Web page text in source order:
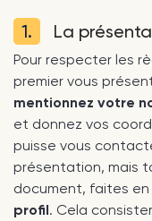
1. La
Pour respecter les
premier vous
mentionnez votre
et donnez vos
puisse vous
présentation, mais
document, faites
profil. Cela